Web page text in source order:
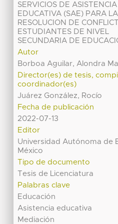
SERVICIOS DE ASISTENCIA
EDUCATIVA (SAE) PARA LA
RESOLUCION DE
ESTUDIANTES DE NIVEL
SECUNDARIA DE
Autor
Borboa Aguilar, Alondra
Director(es) de tesis,
coordinador(es)
Juárez González, Rocío
Fecha de publicación
2022-07-13
Editor
Universidad Autónoma de
México
Tipo de documento
Tesis de Licenciatura
Palabras clave
Educación
Asistencia educativa
Mediación